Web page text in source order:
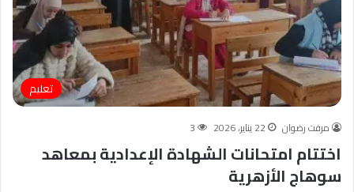
تعليم
مرفت رضوان 22 يناير، 2026 3
اختتام امتحانات الشهادة الإعدادية بمعاهد
سوهاج الأزهرية